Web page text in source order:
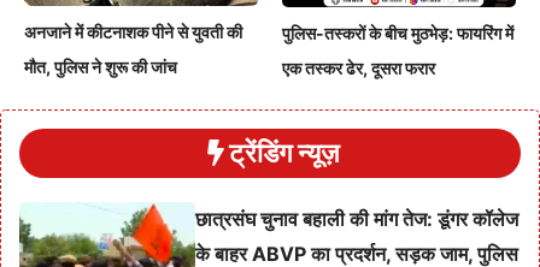
अनजाने में कीटनाशक पीने से युवती की
मौत, पुलिस ने शुरू की जांच
पुलिस-तस्करों के बीच मुठभेड़: फायरिंग में
एक तस्कर ढेर, दूसरा फरार
ट्रेंडिंग न्यूज़
छात्रसंघ चुनाव बहाली की मांग तेज: डूंगर कॉलेज
के बाहर ABVP का प्रदर्शन, सड़क जाम, पुलिस